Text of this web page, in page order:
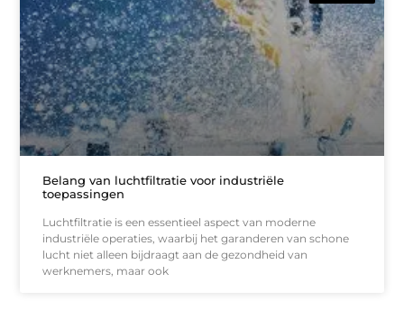
Belang van luchtfiltratie voor industriële
toepassingen
Luchtfiltratie is een essentieel aspect van moderne
industriële operaties, waarbij het garanderen van schone
lucht niet alleen bijdraagt aan de gezondheid van
werknemers, maar ook